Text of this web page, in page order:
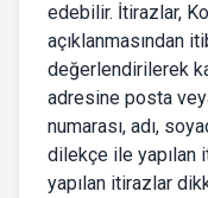
edebilir. İtirazlar,
açıklanmasından
değerlendirilerek
adresine posta
numarası, adı,
dilekçe ile
yapılan itirazlar